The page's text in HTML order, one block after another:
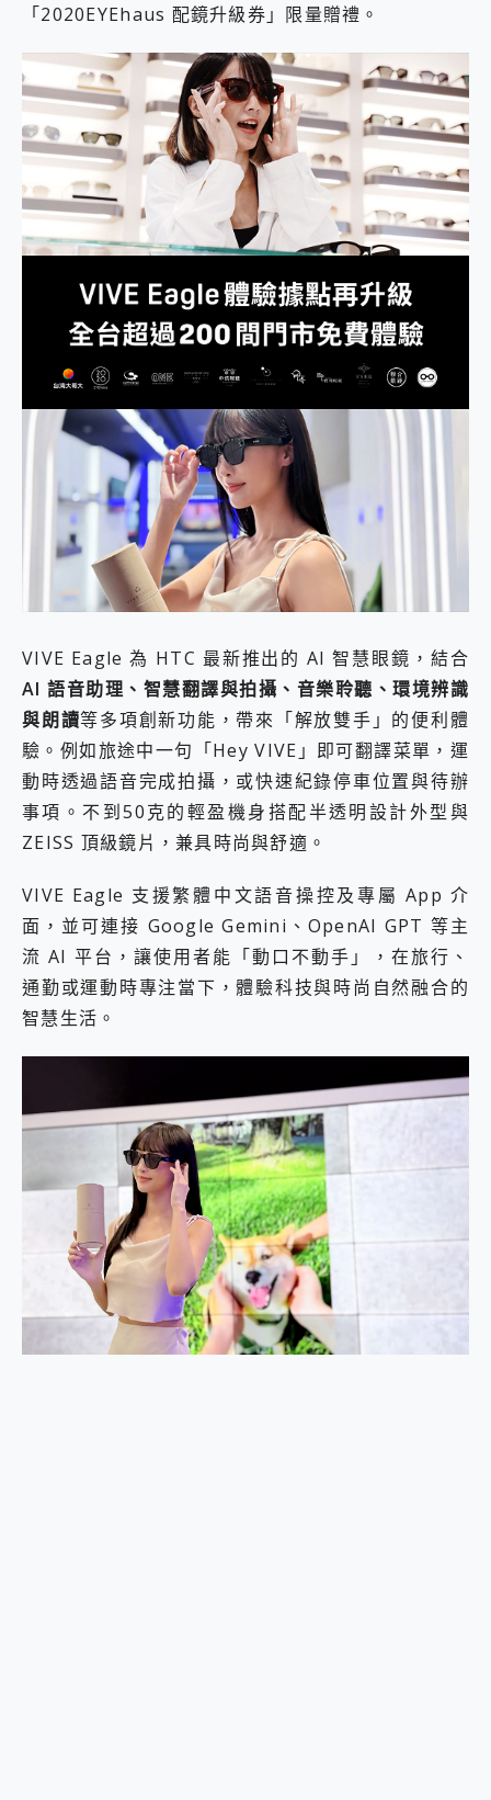
「2020EYEhaus 配鏡升級券」限量贈禮。
VIVE Eagle 為 HTC 最新推出的 AI 智慧眼鏡，結合
AI語音助理、智慧翻譯與拍攝、音樂聆聽、環境辨識
與朗讀等多項創新功能，帶來「解放雙手」的便利體
驗。例如旅途中一句「Hey VIVE」即可翻譯菜單，運
動時透過語音完成拍攝，或快速紀錄停車位置與待辦
事項。不到50克的輕盈機身搭配半透明設計外型與
ZEISS 頂級鏡片，兼具時尚與舒適。
VIVE Eagle 支援繁體中文語音操控及專屬 App 介
面，並可連接 Google Gemini、OpenAI GPT 等主
流 AI 平台，讓使用者能「動口不動手」，在旅行、
通勤或運動時專注當下，體驗科技與時尚自然融合的
智慧生活。